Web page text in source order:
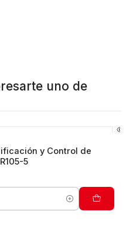
uno de
y Control de
5